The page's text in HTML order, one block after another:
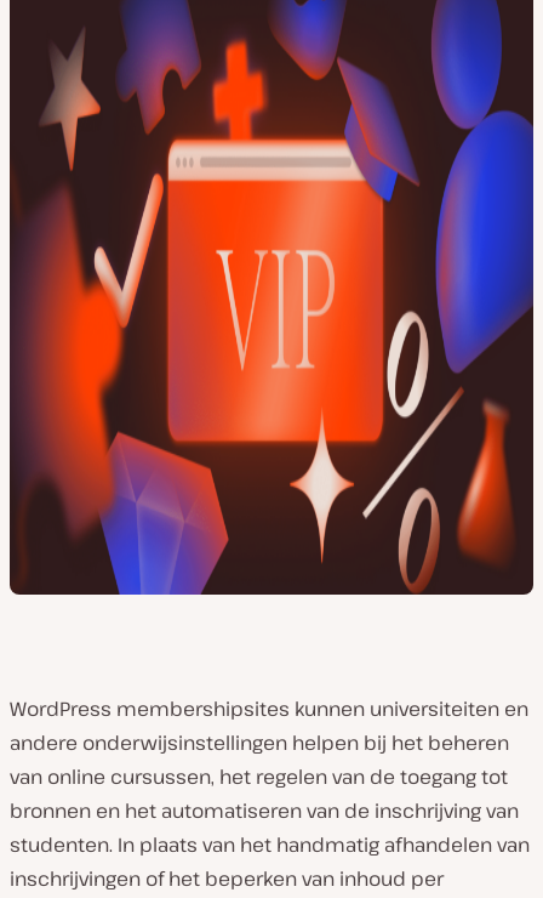
WordPress membershipsites kunnen universiteiten en
andere onderwijsinstellingen helpen bij het beheren
van online cursussen, het regelen van de toegang tot
bronnen en het automatiseren van de inschrijving van
studenten. In plaats van het handmatig afhandelen van
inschrijvingen of het beperken van inhoud per